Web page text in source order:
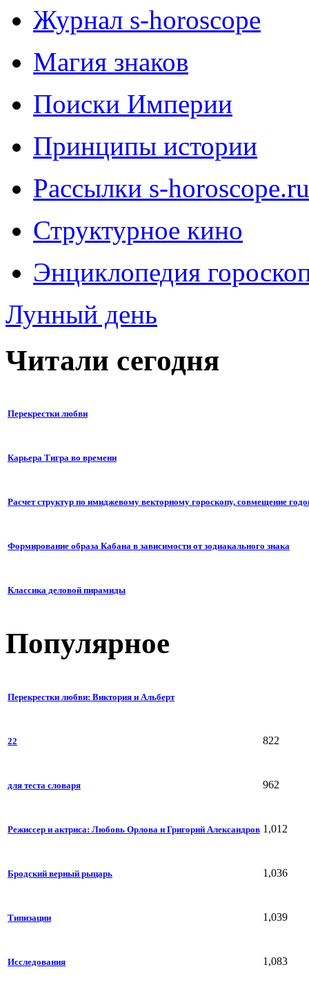
Журнал s-horoscope
Магия знаков
Поиски Империи
Принципы истории
Рассылки s-horoscope.ru
Структурное кино
Энциклопедия
Лунный день
Читали сегодня
Перекрестки любви
Карьера Тигра во времени
Расчет структур по имиджевому векторному гороскопу, совмещение
Формирование образа Кабана в зависимости от зодиакального знака
Классика деловой пирамиды
Популярное
Перекрестки любви: Виктория и Альберт
22 822
для теста словаря 962
Режиссер и актриса: Любовь Орлова и Григорий Александров 1,012
Бродский верный рыцарь 1,036
Типизации 1,039
Исследования 1,083